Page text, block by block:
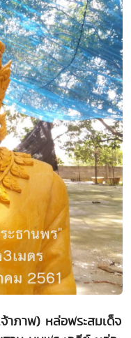
าภาพ) หล่อพระสมเด็จ